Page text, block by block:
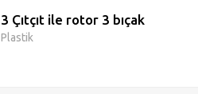
3 Çıtçıt ile rotor 3 bıçak
Plastik